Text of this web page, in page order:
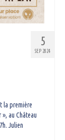
5
SEP 2024
la première
au Château
Julien